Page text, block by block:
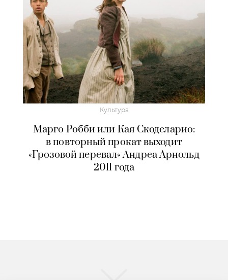
Культура
Марго Робби или Кая Скоделарио:
в повторный прокат выходит
«Грозовой перевал» Андреа Арнольд
2011 года